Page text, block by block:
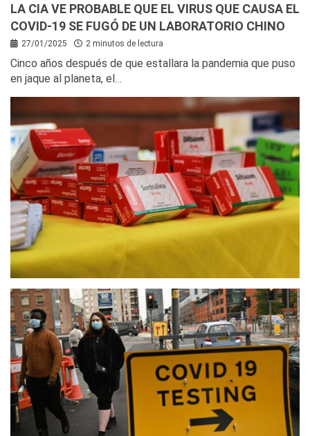
LA CIA VE PROBABLE QUE EL VIRUS QUE CAUSA EL
COVID-19 SE FUGÓ DE UN LABORATORIO CHINO
27/01/2025 2 minutos de lectura
Cinco años después de que estallara la pandemia que puso
en jaque al planeta, el…